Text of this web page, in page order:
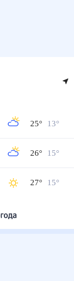
25° 13°
26° 15°
27° 15°